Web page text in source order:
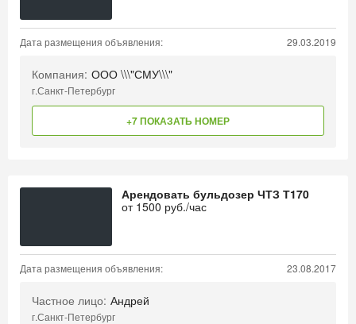
Дата размещения объявления: 29.03.2019
Компания: ООО \\\"СМУ\\\"
г.Санкт-Петербург
+7 ПОКАЗАТЬ НОМЕР
Арендовать бульдозер ЧТЗ Т170
от 1500 руб./час
Дата размещения объявления: 23.08.2017
Частное лицо: Андрей
г.Санкт-Петербург